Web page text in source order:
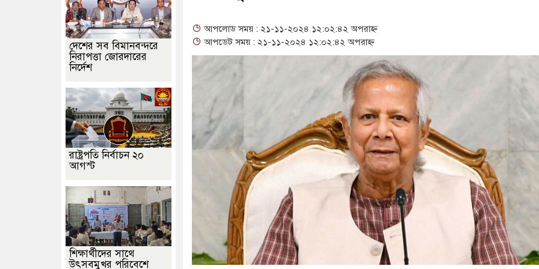
‘স্কুটি নাকি গোল্ড?’
১৫২২ পুলিশ সদস্যকে
সার্ককে আরও গতিশীল করতে
প্রধানমন্ত্রীর সঙ্গে নবনিযুক্ত
জামায়াত ফেরেশতাদের
আপলোড সময় : ২১-১১-২০২৪ ১২:০২:৪২ অপরাহ্ন
আপডেট সময় : ২১-১১-২০২৪ ১২:০২:৪২ অপরাহ্ন
দেশের সব বিমানবন্দরে
নিরাপত্তা জোরদারের
নির্দেশ
রাষ্ট্রপতি নির্বাচন ২০
আগস্ট
শিক্ষার্থীদের সাথে
উৎসবমুখর পরিবেশে